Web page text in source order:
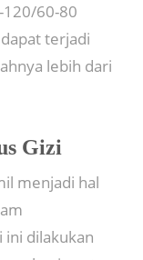
60-80
terjadi
lebih dari
Gizi
menjadi hal
ini dilakukan